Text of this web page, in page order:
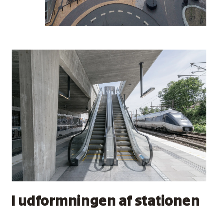
I udformningen af stationen